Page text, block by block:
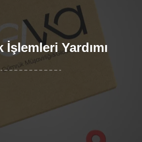
İşlemleri Yardımı